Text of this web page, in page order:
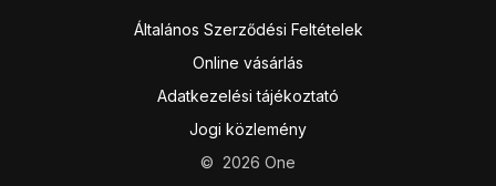
Általános Szerződési Feltételek
Online vásárlás
Adatkezelési tájékoztató
Jogi közlemény
© 2026 One